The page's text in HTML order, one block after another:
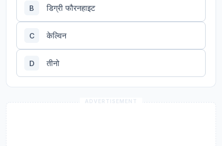
B डिग्री फौरनहाइट
C केल्विन
D तीनो